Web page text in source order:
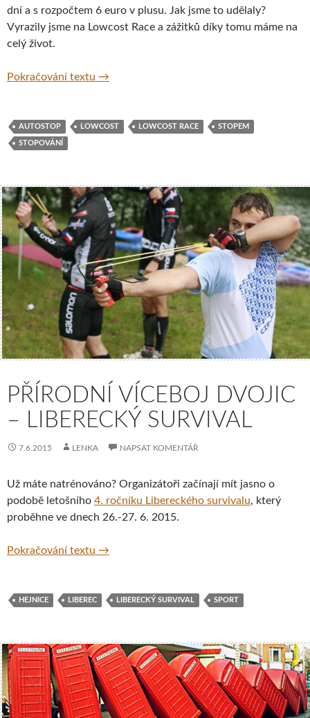
dní a s rozpočtem 6 euro v plusu. Jak jsme to udělaly?
Vyrazily jsme na Lowcost Race a zážitků díky tomu máme na
celý život.
Pokračování textu LowCost Race aneb Jak procestovat kus
→
AUTOSTOP LOWCOST LOWCOST RACE STOPEM
STOPOVÁNÍ
PŘÍRODNÍ VÍCEBOJ DVOJIC
– LIBERECKÝ SURVIVAL
7.6.2015 LENKA NAPSAT KOMENTÁŘ
Už máte natrénováno? Organizátoři začínají mít jasno o
podobě letošního 4. ročníku Libereckého survivalu, který
proběhne ve dnech 26.-27. 6. 2015.
Pokračování textu Přírodní víceboj dvojic – Liberecký survival
→
HEJNICE LIBEREC LIBERECKÝ SURVIVAL SPORT